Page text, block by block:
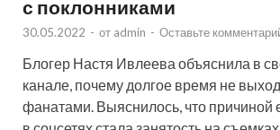
с поклонниками
30.05.2022 - от admin - Оставьте
Блогер Настя Ивлеева объяснила в
канале, почему долгое время не
фанатами. Выяснилось, что причиной